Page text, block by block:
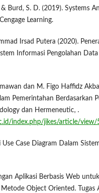
Burd, S. D. (2019). Systems
Learning.
Irsad Putera (2020).
Informasi Pengolahan
dan M. Figo Haffidz
Pemerintahan Berdasarkan
dan Hermeneutic, .
index.php/jikes/article/
Case Diagram Dalam
Aplikasi Berbasis Web
Object Oriented. Tugas